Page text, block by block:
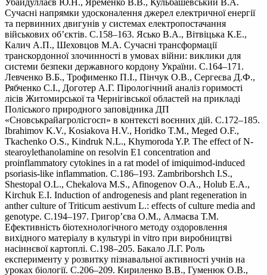
Сучасні напрямки удосконалення джерел електричної енергії
та первинних двигунів у системах електропостачання
військових об’єктів. С.158–163. Ясько В.А., Вітвіцька К.Е.,
Калич А.П., Шеховцов М.А. Сучасні трансформації
транскордонної злочинності в умовах війни: виклики для
системи безпеки державного кордону України. С.164–171.
Левченко В.Б., Трофименко П.І., Пінчук О.В., Сергеєва Д.Ф.,
Рябченко С.І., Доготер А.Г. Пірологічний аналіз горимості
лісів Житомирської та Чернігівської областей на прикладі
Поліського природного заповідника ДП
«Сновськрайагролісгосп» в контексті воєнних дій. С.172–185.
Ibrahimov K.V., Kosiakova H.V., Horidko T.M., Meged O.F.,
Tkachenko O.S., Kindruk N.L., Khymoroda Y.P. The effect of N-
stearoylethanolamine on resolvin E1 concentration and
proinflammatory cytokines in a rat model of imiquimod-induced
psoriasis-like inflammation. С.186–193. Zambriborshch I.S.,
Shestopal O.L., Chekalova M.S., Afinogenov O.A., Holub E.A.,
Kirchuk E.I. Induction of androgenesis and plant regeneration in
anther culture of Triticum aestivum L.: effects of culture media and
genotype. С.194–197. Григор’єва О.М., Алмаєва Т.М.
Ефективність біотехнологічного методу оздоровлення
вихідного матеріалу в культурі in vitro при виробництві
насіннєвої картоплі. С.198–205. Бакало Л.Г. Роль
експерименту у розвитку пізнавальної активності учнів на
уроках біології. С.206–209. Кириленко В.В., Гуменюк О.В.,